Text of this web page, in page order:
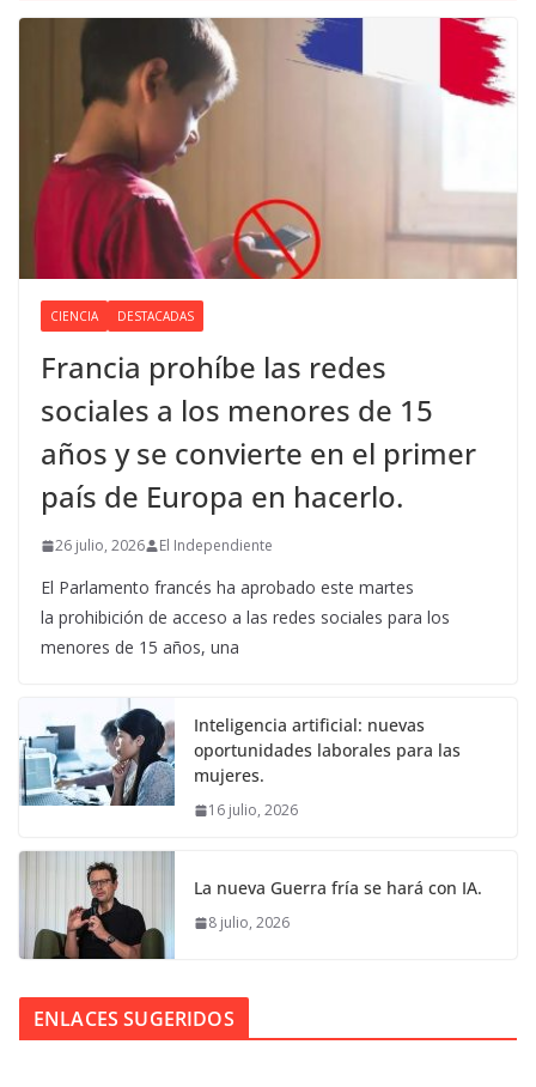
CIENCIA DESTACADAS
Francia prohíbe las redes
sociales a los menores de 15
años y se convierte en el primer
país de Europa en hacerlo.
26 julio, 2026 El Independiente
El Parlamento francés ha aprobado este martes
la prohibición de acceso a las redes sociales para los
menores de 15 años, una
Inteligencia artificial: nuevas
oportunidades laborales para las
mujeres.
16 julio, 2026
La nueva Guerra fría se hará con IA.
8 julio, 2026
ENLACES SUGERIDOS